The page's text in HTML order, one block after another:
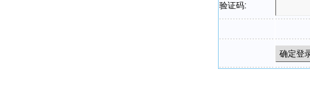
验证码: